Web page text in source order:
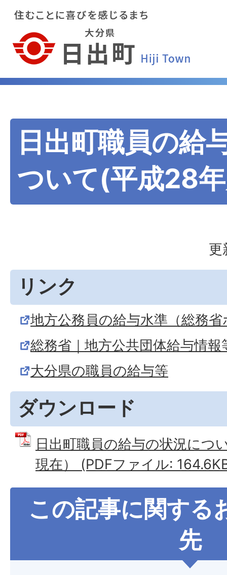
日出町職員の給
ついて(平成28
更
リンク
地方公務員の給与水準（総務
総務省｜地方公共団体給与情
大分県の職員の給与等
ダウンロード
日出町職員の給与の状況につ
現在） (PDFファイル:
この記事に関する
先